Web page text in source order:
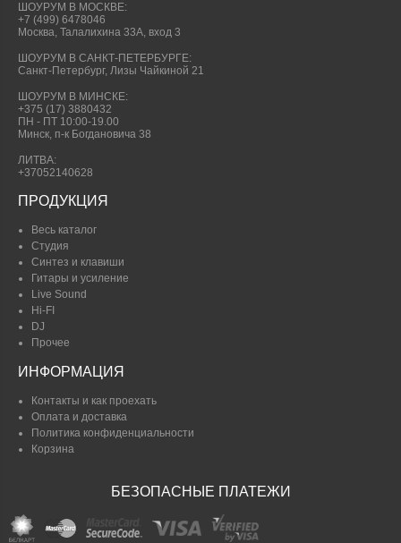
ШОУРУМ В МОСКВЕ:
+7 (499) 6478046
Москва, Талалихина 33А, вход 3
ШОУРУМ В САНКТ-ПЕТЕРБУРГЕ:
Санкт-Петербург, Лизы Чайкиной 21
ШОУРУМ В МИНСКЕ:
+375 (17) 3880432
ПН - ПТ 10:00-19.00
Минск, п-к Богдановича 38
ЛИТВА:
+37052140628
ПРОДУКЦИЯ
Весь каталог
Студия
Синтез и клавиши
Гитары и усиление
Live Sound
Hi-FI
DJ
Прочее
ИНФОРМАЦИЯ
Контакты и как проехать
Оплата и доставка
Политика конфиденциальности
Корзина
БЕЗОПАСНЫЕ ПЛАТЕЖИ